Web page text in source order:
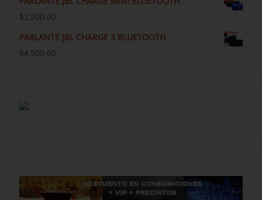
$2,200.00
PARLANTE JBL CHARGE 3 BLUETOOTH
$4,500.00